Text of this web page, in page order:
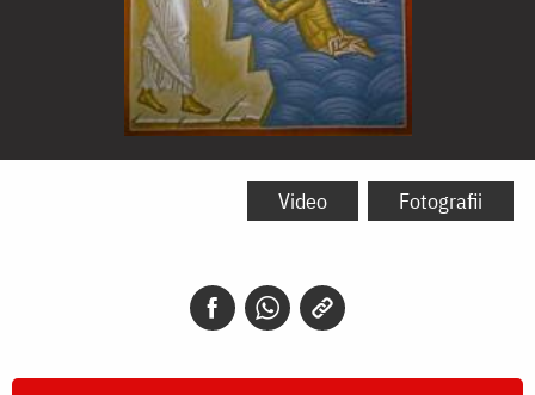
Pescuirea
Video Fotografii